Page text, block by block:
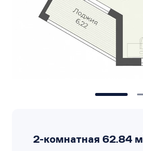
2-комнатная 62.84 м